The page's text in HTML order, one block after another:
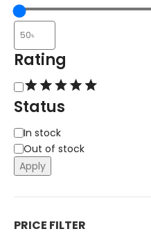
Rating
Status
In stock
Out of stock
Apply
PRICE FILTER